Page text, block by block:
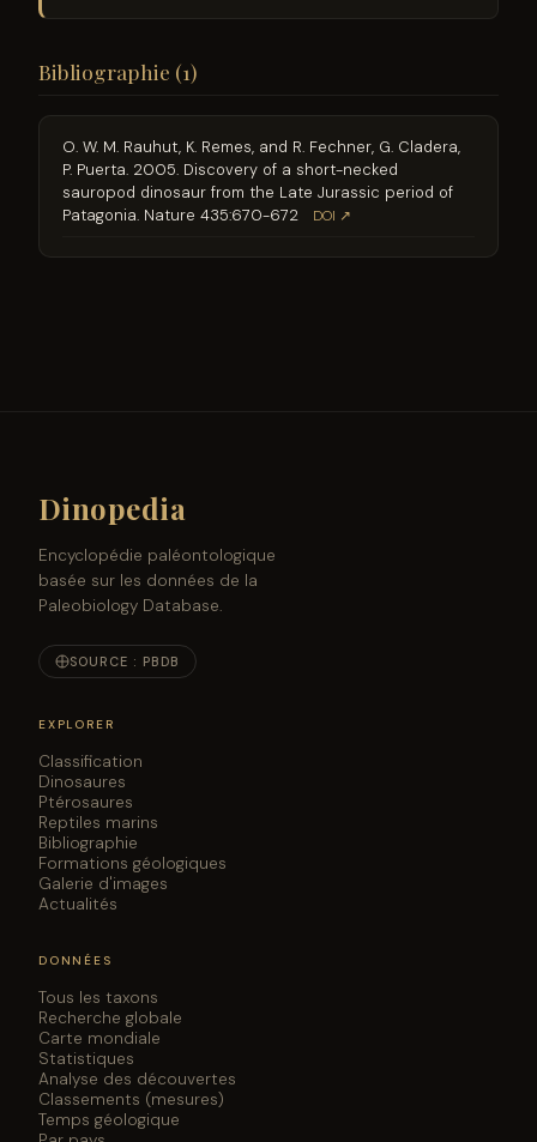
Bibliographie (1)
O. W. M. Rauhut, K. Remes, and R. Fechner, G. Cladera,
P. Puerta. 2005. Discovery of a short-necked
sauropod dinosaur from the Late Jurassic period of
Patagonia. Nature 435:670-672
DOI ↗
Dinopedia
Encyclopédie paléontologique
basée sur les données de la
Paleobiology Database.
SOURCE : PBDB
EXPLORER
Classification
Dinosaures
Ptérosaures
Reptiles marins
Bibliographie
Formations géologiques
Galerie d'images
Actualités
DONNÉES
Tous les taxons
Recherche globale
Carte mondiale
Statistiques
Analyse des découvertes
Classements (mesures)
Temps géologique